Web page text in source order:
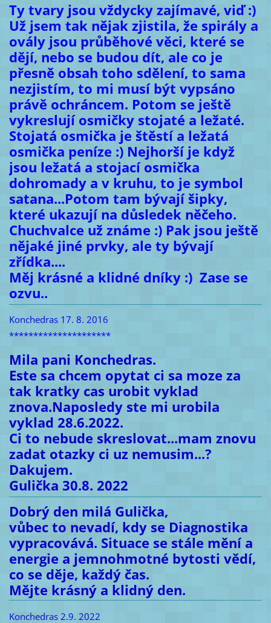
Ty tvary jsou vždycky zajímavé, viď :)
Už jsem tak nějak zjistila, že spirály a
ovály jsou průběhové věci, které se
dějí, nebo se budou dít, ale co je
přesně obsah toho sdělení, to sama
nezjistím, to mi musí být vypsáno
právě ochráncem. Potom se ještě
vykreslují osmičky stojaté a ležaté.
Stojatá osmička je štěstí a ležatá
osmička peníze :) Nejhorší je když
jsou ležatá a stojací osmička
dohromady a v kruhu, to je symbol
satana...Potom tam bývají šipky,
které ukazují na důsledek něčeho.
Chuchvalce už známe :) Pak jsou ještě
nějaké jiné prvky, ale ty bývají
zřídka....
Měj krásné a klidné dníky :) Zase se
ozvu..
Konchedras 17. 8. 2016
*********************
Mila pani Konchedras.
Este sa chcem opytat ci sa moze za
tak kratky cas urobit vyklad
znova.Naposledy ste mi urobila
vyklad 28.6.2022.
Ci to nebude skreslovat...mam znovu
zadat otazky ci uz nemusim...?
Dakujem.
Gulička 30.8. 2022
Dobrý den milá Gulička,
vůbec to nevadí, kdy se Diagnostika
vypracovává. Situace se stále mění a
energie a jemnohmotné bytosti vědí,
co se děje, každý čas.
Mějte krásný a klidný den.
Konchedras 2.9. 2022